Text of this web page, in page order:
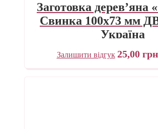
Заготовка дерев’яна
Свинка 100х73 мм
Україна
Залишити відгук 25,00